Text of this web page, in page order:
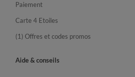
Paiement
Carte 4 Etoiles
(1) Offres et codes promos
Aide & conseils